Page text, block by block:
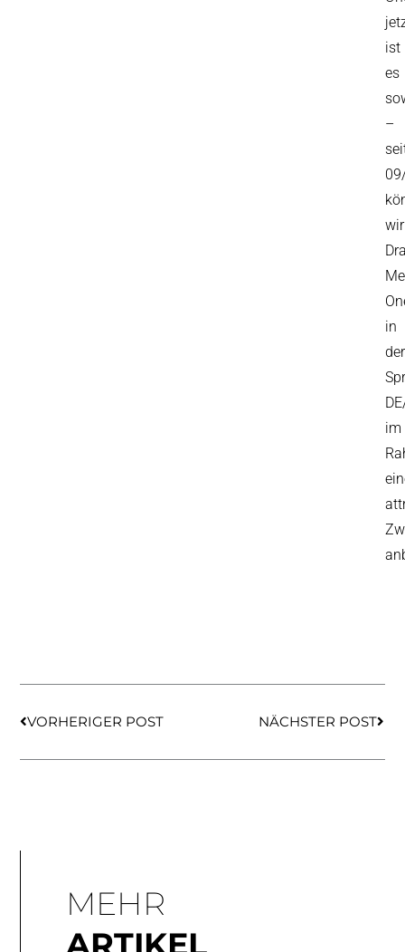
ist
es
–
wir
in
der
im
VORHERIGER POST NÄCHSTER POST
MEHR
ARTIKEL